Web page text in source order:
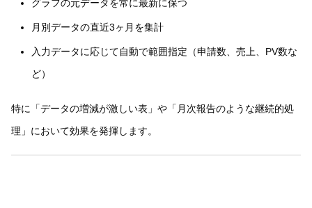
グラフの元データを常に最新に保つ
月別データの直近3ヶ月を集計
入力データに応じて自動で範囲指定（申請数、売上、PV数な
ど）
特に「データの増減が激しい表」や「月次報告のような継続的処
理」において効果を発揮します。